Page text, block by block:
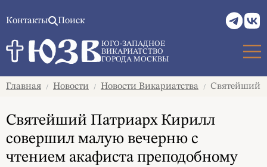
Контакты Поиск
ЮГО-ЗАПАДНОЕ
ВИКАРИАТСТВО
ГОРОДА МОСКВЫ
Главная / Новости / Новости Викариатства / Святейший
Святейший Патриарх Кирилл
совершил малую вечерню с
чтением акафиста преподобному